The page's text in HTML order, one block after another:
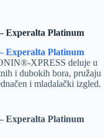
Experalta Platinum
Experalta Platinum
XPRESS deluje u
i dubokih bora, pružaju
i mladalački izgled.
Experalta Platinum